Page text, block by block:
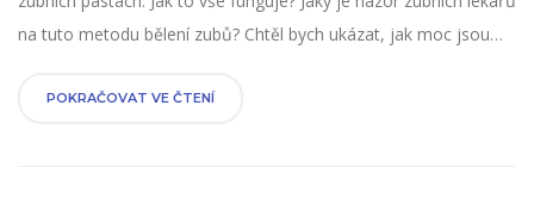
na tuto metodu bělení zubů? Chtěl bych ukázat, jak moc jsou
se ke mně a zjistěte odpovědi na všechny otázky, které se vám
POKRAČOVAT VE ČTENÍ